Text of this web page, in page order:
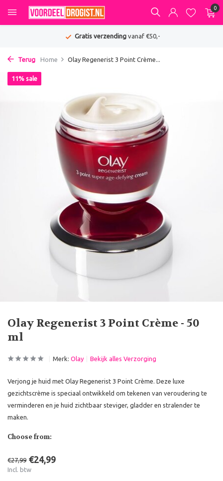
0
Gratis verzendingvanaf €50,-
Terug Home Olay Regenerist 3 Point Crème...
Olay Regenerist 3 Point Crème - 50
ml
11% sale
Merk: Olay Bekijk alles Verzorging
Verjong je huid met Olay Regenerist 3 Point Crème. Deze luxe
gezichtscrème is speciaal ontwikkeld om tekenen van veroudering te
verminderen en je huid zichtbaar steviger, gladder en stralender te
maken.
Choose from:
€27,99 €24,99
Incl. btw